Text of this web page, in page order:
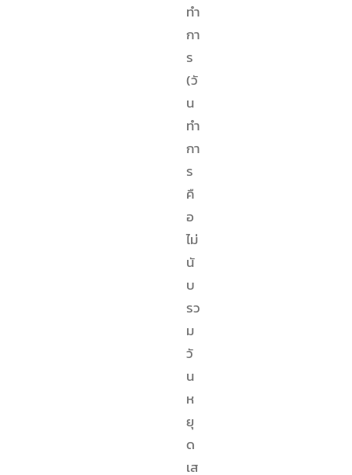
ทำ
กา
ร
(วั
น
ทำ
กา
ร
คื
อ
ไม่
นั
บ
รว
ม
วั
น
ห
ยุ
ด
เส